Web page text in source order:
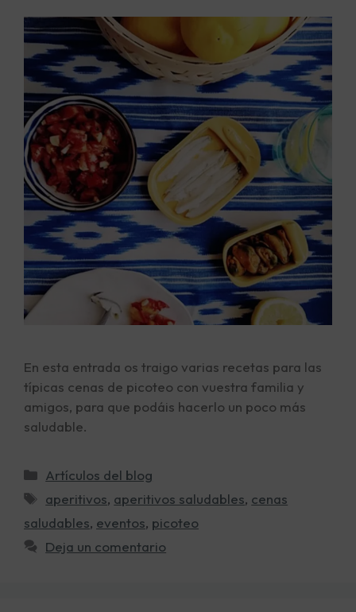
En esta entrada os traigo varias recetas para las
típicas cenas de picoteo con vuestra familia y
amigos, para que podáis hacerlo un poco más
saludable.
Artículos del blog
aperitivos, aperitivos saludables, cenas
saludables, eventos, picoteo
Deja un comentario